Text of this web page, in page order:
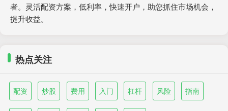
者。灵活配资方案，低利率，快速开户，助您抓住市场机会，
提升收益。
热点关注
配资 炒股 费用 入门 杠杆 风险 指南